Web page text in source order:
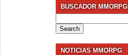
BUSCADOR MMORPG
for:
NOTICIAS MMORPG